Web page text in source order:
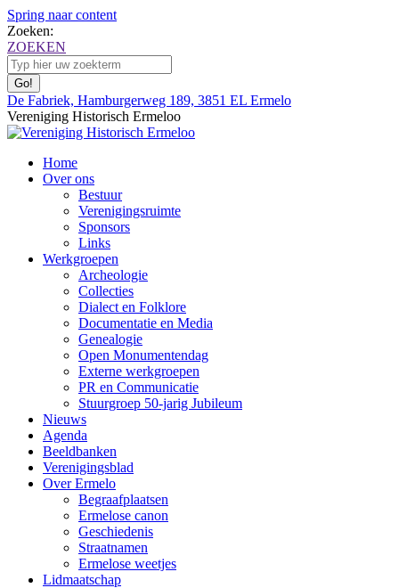
Spring naar content
Zoeken:
ZOEKEN
De Fabriek, Hamburgerweg 189, 3851 EL Ermelo
Vereniging Historisch Ermeloo
Home
Over ons
Bestuur
Verenigingsruimte
Sponsors
Links
Werkgroepen
Archeologie
Collecties
Dialect en Folklore
Documentatie en Media
Genealogie
Open Monumentendag
Externe werkgroepen
PR en Communicatie
Stuurgroep 50-jarig Jubileum
Nieuws
Agenda
Beeldbanken
Verenigingsblad
Over Ermelo
Begraafplaatsen
Ermelose canon
Geschiedenis
Straatnamen
Ermelose weetjes
Lidmaatschap